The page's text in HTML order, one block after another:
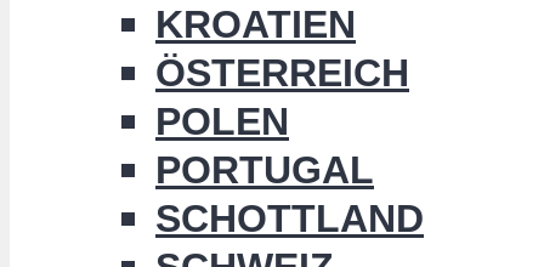
KROATIEN
ÖSTERREICH
POLEN
PORTUGAL
SCHOTTLAND